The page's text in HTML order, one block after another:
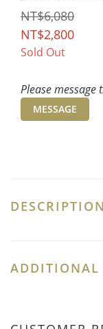
NT$6,080
NT$2,800
Sold Out
Please
MESSAGE
DESCRIPTION
ADDITIONAL